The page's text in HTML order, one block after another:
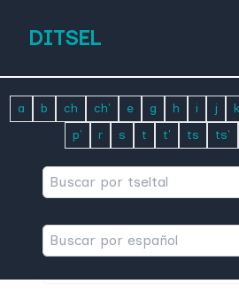
DITSEL
a b ch ch' e g h i j k
p'
r s t t' ts ts'